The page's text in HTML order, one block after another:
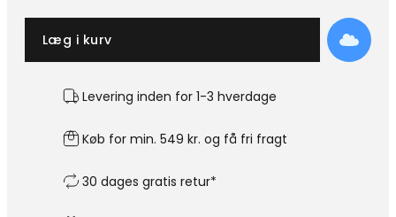
Læg i kurv
Levering inden for 1-3 hverdage
Køb for min. 549 kr. og få fri fragt
30 dages gratis retur*